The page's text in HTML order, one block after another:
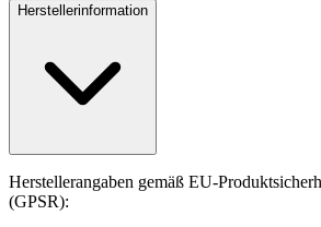
Herstellerinformation
Herstellerangaben gemäß EU-
(GPSR):